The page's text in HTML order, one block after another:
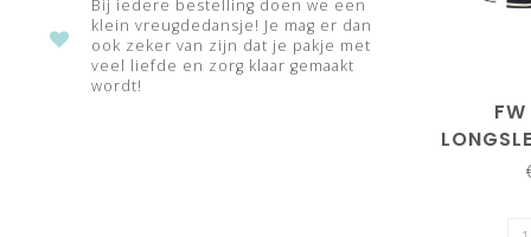
Bij iedere bestelling doen we een
klein vreugdedansje! Je mag er dan
ook zeker van zijn dat je pakje met
veel liefde en zorg klaar gemaakt
wordt!